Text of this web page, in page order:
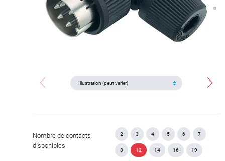
Nombre de contacts
disponibles
2 3 4 5 6 7
8 12 14 16 19